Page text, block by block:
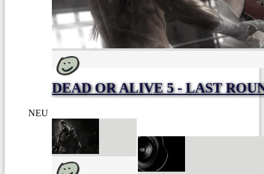
DEAD OR ALIVE 5 - LAST
NEU